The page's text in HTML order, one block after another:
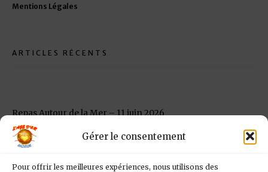
Gérer le consentement
Pour offrir les meilleures expériences, nous utilisons des
Mentions Légales
ARTICLES RÉCENTS
Repas Autour de la Mer – 11 juin 2026
Repas Maroc- 7 mai 2026
Vide grenier – Allée Paul Marty à Baziège – 07 juin 2026